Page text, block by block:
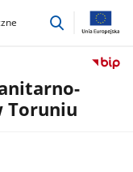
przejdź
Toruniu